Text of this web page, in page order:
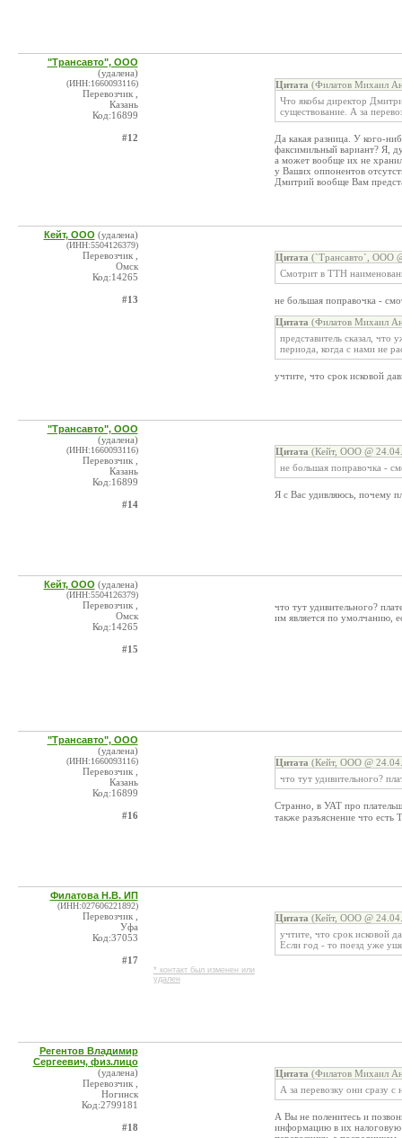
"Трансавто", ООО
(удалена)
(ИНН:1660093116)
Перевозчик ,
Казань
Код:16899
#12
Цитата (Филатов Михаил
Что якобы директор
существование. А за
Да какая разница. У кого-
факсимильный вариант? Я,
а может вообще их не
у Ваших оппонентов
Дмитрий вообще Вам
Кейт, ООО (удалена)
(ИНН:5504126379)
Перевозчик ,
Омск
Код:14265
#13
Цитата (`Трансавто`, ООО
Смотрит в ТТН
не большая поправочка -
Цитата (Филатов Михаил
представитель сказал,
периода, когда с нами не
учтите, что срок исковой
"Трансавто", ООО
(удалена)
(ИНН:1660093116)
Перевозчик ,
Казань
Код:16899
#14
Цитата (Кейт, ООО @
не большая поправочка -
Я с Вас удивляюсь, почему
Кейт, ООО (удалена)
(ИНН:5504126379)
Перевозчик ,
Омск
Код:14265
#15
что тут удивительного?
им является по умолчанию,
"Трансавто", ООО
(удалена)
(ИНН:1660093116)
Перевозчик ,
Казань
Код:16899
#16
Цитата (Кейт, ООО @
что тут удивительного?
Странно, в УАТ про
также разъяснение что
Филатова Н.В. ИП
(ИНН:027606221892)
Перевозчик ,
Уфа
Код:37053
#17
* контакт был изменен или
удален
Цитата (Кейт, ООО @
учтите, что срок исковой
Если год - то поезд уже
Регентов Владимир
Сергеевич, физ.лицо
(удалена)
Перевозчик ,
Ногинск
Код:2799181
#18
Цитата (Филатов Михаил
А за перевозку они сразу с
А Вы не поленитесь и
информацию в их налоговую